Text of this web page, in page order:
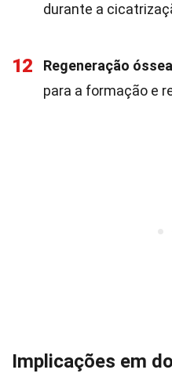
durante a
12 Regeneração óssea
para a formação e
Implicações em